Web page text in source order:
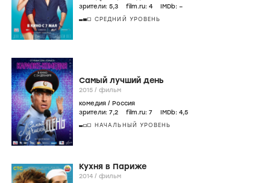
зрители: 5,3 film.ru: 4 IMDb: –
СРЕДНИЙ УРОВЕНЬ
Самый лучший день
2015 / фильм
комедия / Россия
зрители: 7,2 film.ru: 7 IMDb: 4,5
НАЧАЛЬНЫЙ УРОВЕНЬ
Кухня в Париже
2014 / фильм